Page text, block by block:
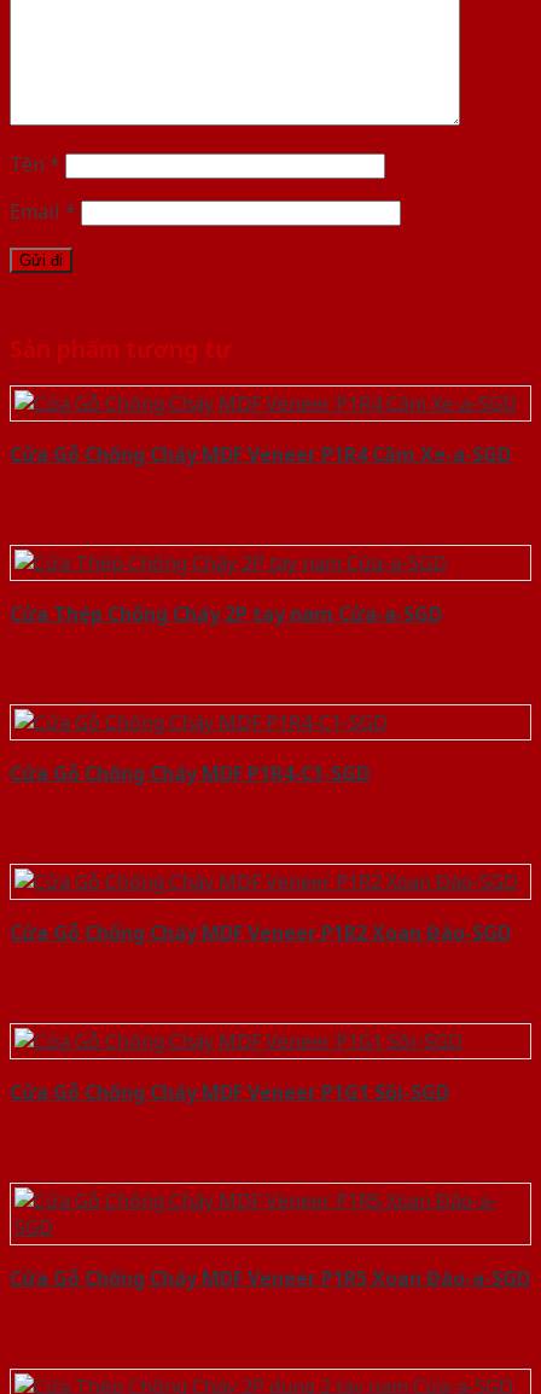
Tên *
Email *
Sản phẩm tương tự
Cửa Gỗ Chống Cháy MDF Veneer P1R4 Căm Xe-a-SGD
Cửa Thép Chống Cháy 2P tay nam Cửa-a-SGD
Cửa Gỗ Chống Cháy MDF P1R4-C1-SGD
Cửa Gỗ Chống Cháy MDF Veneer P1R2 Xoan Đào-SGD
Cửa Gỗ Chống Cháy MDF Veneer P1G1 Sồi-SGD
Cửa Gỗ Chống Cháy MDF Veneer P1R5 Xoan Đào-a-SGD